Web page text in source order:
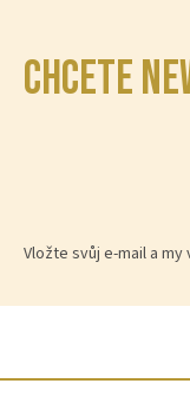
CHCETE
Vložte svůj e-mail a